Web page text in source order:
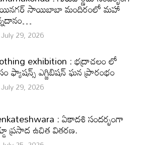
సాయిబాబా మందిరంలో మహా
July 29, 2026
exhibition : భద్రాచలం లో
ఫ్యాషన్స్ ఎగ్జిబిషన్ ఘన ప్రారంభం
July 29, 2026
: ఏకాదశి సందర్భంగా
ప్రసాద ఉచిత వితరణ.